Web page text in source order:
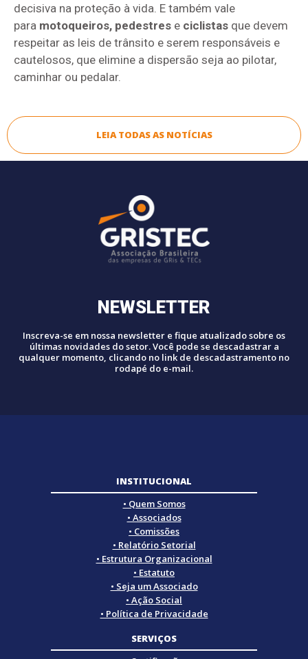
decisiva na proteção à vida. E também vale
para motoqueiros, pedestres e ciclistas que devem
respeitar as leis de trânsito e serem responsáveis e
cautelosos, que elimine a dispersão seja ao pilotar,
caminhar ou pedalar.
LEIA TODAS AS NOTÍCIAS
NEWSLETTER
Inscreva-se em nossa newsletter e fique atualizado sobre os
últimas novidades do setor. Você pode se descadastrar a
qualquer momento, clicando no link de descadastramento no
rodapé do e-mail.
INSTITUCIONAL
• Quem Somos
• Associados
• Comissões
• Relatório Setorial
• Estrutura Organizacional
• Estatuto
• Seja um Associado
• Ação Social
• Política de Privacidade
SERVIÇOS